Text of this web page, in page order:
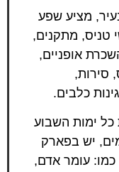
מציע שפע
טניס, מתקנים,
אופניים,
סירות,
כלבים.
כל ימות השבוע
יש בפארק
כמו: עומר אדם,